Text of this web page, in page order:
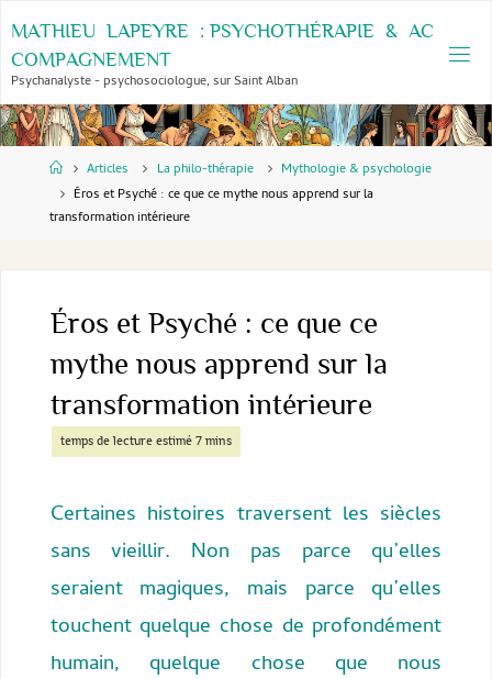
to
content
MATHIEU L APEYRE : PSYCHOTHÉRAPIE & AC
COMPAGNEMENT
Psychanalyste - psychosociologue, sur Saint Alban
HomeArticles La philo-thérapie
Mythologie & psychologie
Éros et Psyché : ce que ce mythe nous apprend sur la
transformation intérieure
Éros et Psyché : ce que ce
mythe nous apprend sur la
transformation intérieure
Certaines histoires traversent les siècles
sans vieillir. Non pas parce qu’elles
seraient magiques, mais parce qu’elles
touchent quelque chose de profondément
humain, quelque chose que nous